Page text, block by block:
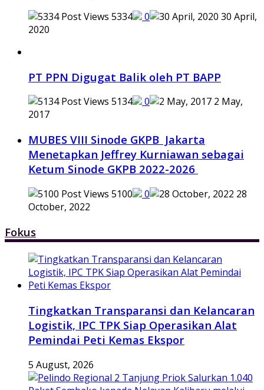
5334 0
30 April,
2020
PT PPN Digugat Balik oleh PT BAPP
5134 0
2 May,
2017
MUBES VIII Sinode GKPB Jakarta
Menetapkan Jeffrey Kurniawan sebagai
Ketum Sinode GKPB 2022-2026
5100 0
28
October, 2022
Fokus
Tingkatkan Transparansi dan Kelancaran
Logistik, IPC TPK Siap Operasikan Alat
Pemindai Peti Kemas Ekspor
5 August, 2026